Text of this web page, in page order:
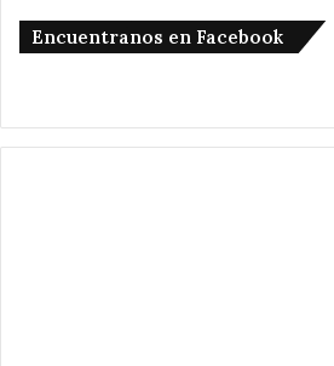
Encuentranos en Facebook